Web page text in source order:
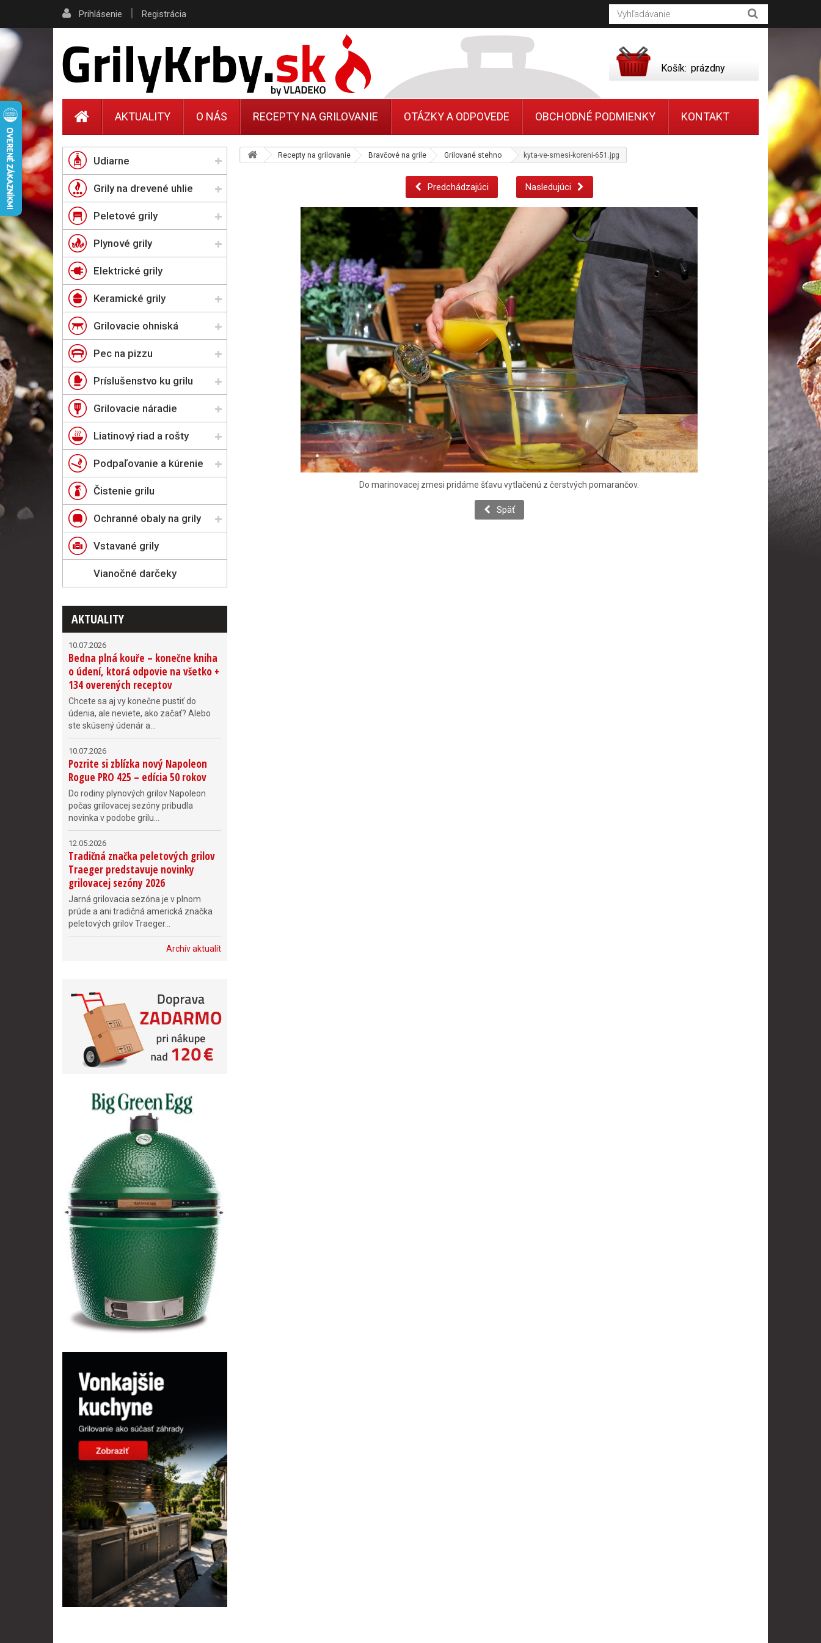
Recepty na grilovanie Bravčové na grile Grilované stehno kyta-ve-smesi-koreni-651.jpg
Predchádzajúci Nasledujúci
Do marinovacej zmesi pridáme šťavu vytlačenú z čerstvých pomarančov.
Späť
Udiarne
Grily na drevené uhlie
Peletové grily
Plynové grily
Elektrické grily
Keramické grily
Grilovacie ohniská
Pec na pizzu
Príslušenstvo ku grilu
Grilovacie náradie
Liatinový riad a rošty
Podpaľovanie a kúrenie
Čistenie grilu
Ochranné obaly na grily
Vstavané grily
Vianočné darčeky
AKTUALITY
10.07.2026
Bedna plná kouře – konečne kniha
o údení, ktorá odpovie na všetko +
134 overených receptov
Chcete sa aj vy konečne pustiť do
údenia, ale neviete, ako začať? Alebo
ste skúsený údenár a...
10.07.2026
Pozrite si zblízka nový Napoleon
Rogue PRO 425 – edícia 50 rokov
Do rodiny plynových grilov Napoleon
počas grilovacej sezóny pribudla
novinka v podobe grilu...
12.05.2026
Tradičná značka peletových grilov
Traeger predstavuje novinky
grilovacej sezóny 2026
Jarná grilovacia sezóna je v plnom
prúde a ani tradičná americká značka
peletových grilov Traeger...
Archív aktualít
Prihlásenie | Registrácia
Košík: prázdny
AKTUALITY O NÁS RECEPTY NA GRILOVANIE OTÁZKY A ODPOVEDE OBCHODNÉ PODMIENKY KONTAKT